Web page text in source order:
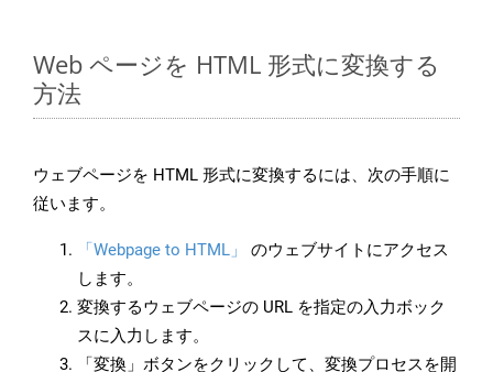
Web ページを HTML 形式に変換する
方法
ウェブページを HTML 形式に変換するには、次の手順に
従います。
「Webpage to HTML」
のウェブサイトにアクセス
します。
変換するウェブページの URL を指定の入力ボック
スに入力します。
「変換」ボタンをクリックして、変換プロセスを開